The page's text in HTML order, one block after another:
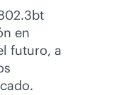
en
futuro, a